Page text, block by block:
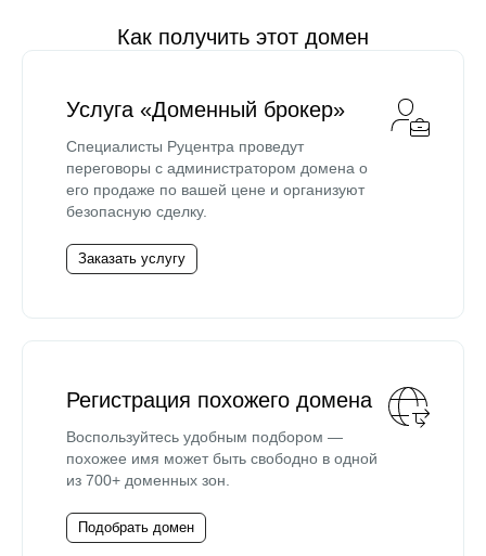
Как получить этот домен
Услуга «Доменный брокер»
Специалисты Руцентра проведут
переговоры с администратором домена о
его продаже по вашей цене и организуют
безопасную сделку.
Заказать услугу
Регистрация похожего домена
Воспользуйтесь удобным подбором —
похожее имя может быть свободно в одной
из 700+ доменных зон.
Подобрать домен